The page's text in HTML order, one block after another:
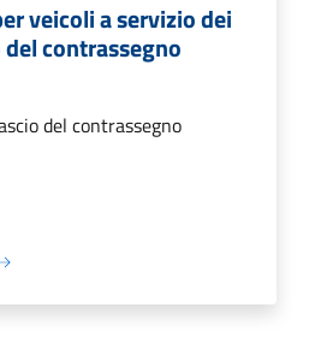
veicoli a servizio dei
contrassegno
del contrassegno